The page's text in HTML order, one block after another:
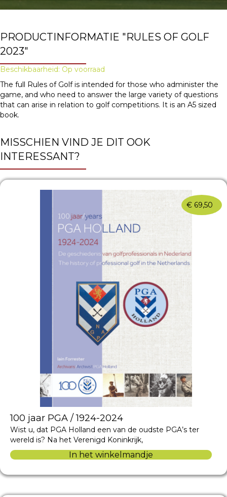
PRODUCTINFORMATIE "RULES OF GOLF
2023"
Beschikbaarheid: Op voorraad
The full Rules of Golf is intended for those who administer the
game, and who need to answer the large variety of questions
that can arise in relation to golf competitions. It is an A5 sized
book.
MISSCHIEN VIND JE DIT OOK
INTERESSANT?
€ 69,50
100 jaar PGA / 1924-2024
Wist u, dat PGA Holland een van de oudste PGA’s ter
wereld is? Na het Verenigd Koninkrijk,
In het winkelmandje